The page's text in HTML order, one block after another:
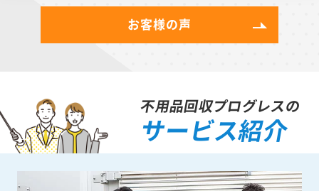
お客様の声
不用品回収プログレスの
サービス紹介